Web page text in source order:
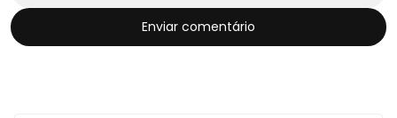
Enviar comentário